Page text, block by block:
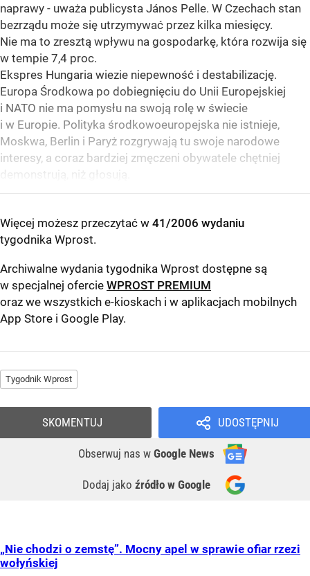
naprawy - uważa publicysta János Pelle. W Czechach stan
bezrządu może się utrzymywać przez kilka miesięcy.
Nie ma to zresztą wpływu na gospodarkę, która rozwija się
w tempie 7,4 proc.
Ekspres Hungaria wiezie niepewność i destabilizację.
Europa Środkowa po dobiegnięciu do Unii Europejskiej
i NATO nie ma pomysłu na swoją rolę w świecie
i w Europie. Polityka środkowoeuropejska nie istnieje,
Moskwa, Berlin i Paryż rozgrywają tu swoje narodowe
interesy, a coraz bardziej zmęczeni obywatele chętniej
demonstrują, niż głosują.
Więcej możesz przeczytać w 41/2006 wydaniu
tygodnika Wprost.
Archiwalne wydania tygodnika Wprost dostępne są
w specjalnej ofercie WPROST PREMIUM
oraz we wszystkich e-kioskach i w aplikacjach mobilnych
App Store i Google Play.
Tygodnik Wprost
UDOSTĘPNIJ
Obserwuj nas w Google News
Dodaj jako źródło w Google
SKOMENTUJ
„Nie chodzi o zemstę”. Mocny apel w sprawie ofiar rzezi
wołyńskiej